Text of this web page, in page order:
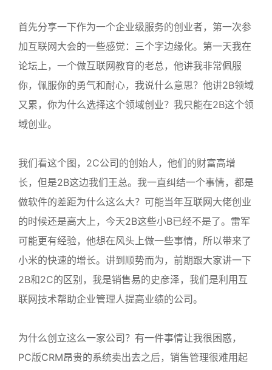
首先分享一下作为一个企业级服务的创业者，第一次参
加互联网大会的一些感觉：三个字边缘化。第一天我在
论坛上，一个做互联网教育的老总，他讲我非常佩服
你，佩服你的勇气和耐心，我说什么意思？他讲2B领域
又累，你为什么选择这个领域创业？我只能在2B这个领
域创业。
我们看这个图，2C公司的创始人，他们的财富高增
长，但是2B这边我们王总。我一直纠结一个事情，都是
做软件的差距为什么这么大？可能当年互联网大佬创业
的时候还是高大上，今天2B这些小B已经不是了。雷军
可能更有经验，他想在风头上做一些事情，所以带来了
小米的快速的增长。讲到顺势而为，前期跟大家讲一下
2B和2C的区别，我是销售易的史彦泽，我们是利用互
联网技术帮助企业管理人提高业绩的公司。
为什么创立这么一家公司？有一件事情让我很困惑，
PC版CRM昂贵的系统卖出去之后，销售管理很难用起